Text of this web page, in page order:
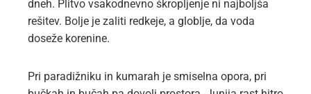
dneh. Plitvo vsakodnevno škropljenje ni najboljša
rešitev. Bolje je zaliti redkeje, a globlje, da voda
doseže korenine.
Pri paradižniku in kumarah je smiselna opora, pri